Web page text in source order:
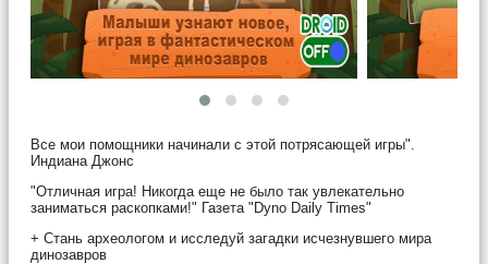
Все мои помощники начинали с этой потрясающей игры".
Индиана Джонс
"Отличная игра! Никогда еще не было так увлекательно
заниматься раскопками!" Газета "Dyno Daily Times"
+ Стань археологом и исследуй загадки исчезнувшего мира
динозавров